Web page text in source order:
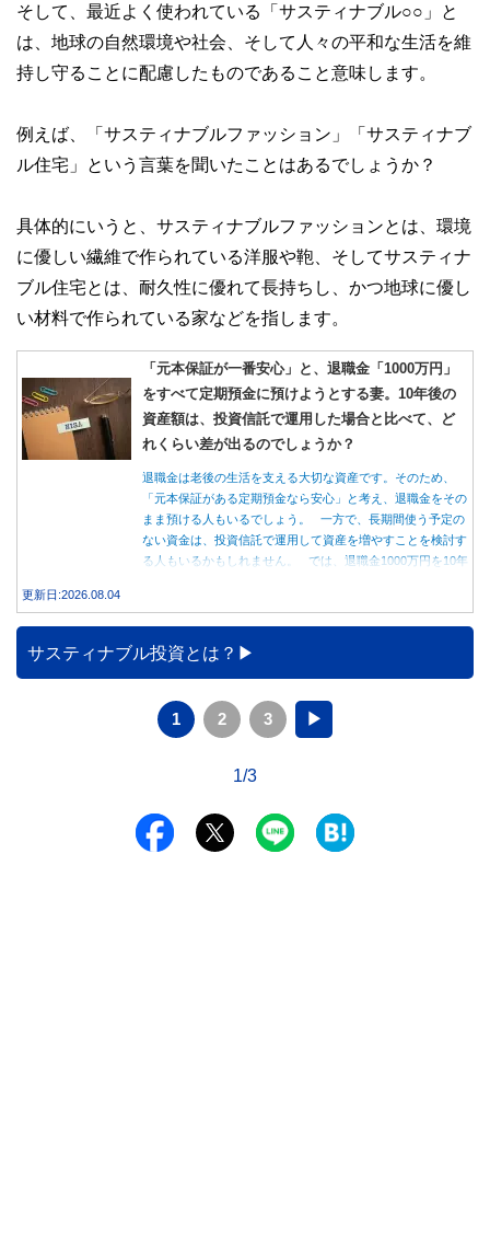
そして、最近よく使われている「サスティナブル○○」と
は、地球の自然環境や社会、そして人々の平和な生活を維
持し守ることに配慮したものであること意味します。
例えば、「サスティナブルファッション」「サスティナブ
ル住宅」という言葉を聞いたことはあるでしょうか？
具体的にいうと、サスティナブルファッションとは、環境
に優しい繊維で作られている洋服や鞄、そしてサスティナ
ブル住宅とは、耐久性に優れて長持ちし、かつ地球に優し
い材料で作られている家などを指します。
「元本保証が一番安心」と、退職金「1000万円」
をすべて定期預金に預けようとする妻。10年後の
資産額は、投資信託で運用した場合と比べて、ど
れくらい差が出るのでしょうか？
退職金は老後の生活を支える大切な資産です。そのため、
「元本保証がある定期預金なら安心」と考え、退職金をその
まま預ける人もいるでしょう。 一方で、長期間使う予定の
ない資金は、投資信託で運用して資産を増やすことを検討す
る人もいるかもしれません。 では、退職金1000万円を10年
レーションします。
更新日:2026.08.04
サスティナブル投資とは？
1 2 3 ▶
1/3